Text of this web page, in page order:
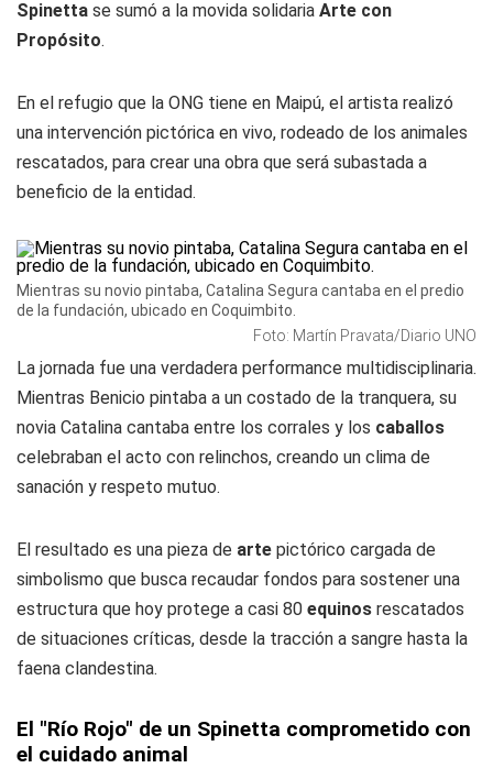
Spinetta se sumó a la movida solidaria Arte con
Propósito.
En el refugio que la ONG tiene en Maipú, el artista realizó
una intervención pictórica en vivo, rodeado de los animales
rescatados, para crear una obra que será subastada a
beneficio de la entidad.
Mientras su novio pintaba, Catalina Segura cantaba en el predio
de la fundación, ubicado en Coquimbito.
Foto: Martín Pravata/Diario UNO
La jornada fue una verdadera performance multidisciplinaria.
Mientras Benicio pintaba a un costado de la tranquera, su
novia Catalina cantaba entre los corrales y los caballos
celebraban el acto con relinchos, creando un clima de
sanación y respeto mutuo.
El resultado es una pieza de arte pictórico cargada de
simbolismo que busca recaudar fondos para sostener una
estructura que hoy protege a casi 80 equinos rescatados
de situaciones críticas, desde la tracción a sangre hasta la
faena clandestina.
El "Río Rojo" de un Spinetta comprometido con
el cuidado animal